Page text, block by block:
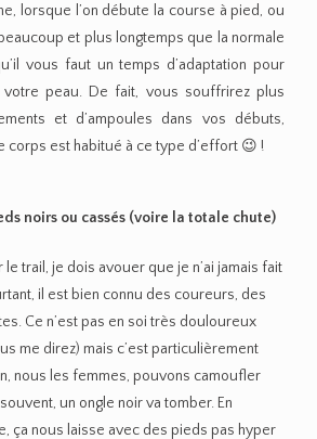
lorsque l’on débute la course à pied, ou
et plus longtemps que la normale
vous faut un temps d’adaptation pour
peau. De fait, vous souffrirez plus
et d’ampoules dans vos débuts,
corps est habitué à ce type d’effort 😉 !
noirs ou cassés (voire la totale chute)
trail, je dois avouer que je n’ai jamais fait
il est bien connu des coureurs, des
Ce n’est pas en soi très douloureux
me direz) mais c’est particulièrement
nous les femmes, pouvons camoufler
un ongle noir va tomber. En
ça nous laisse avec des pieds pas hyper